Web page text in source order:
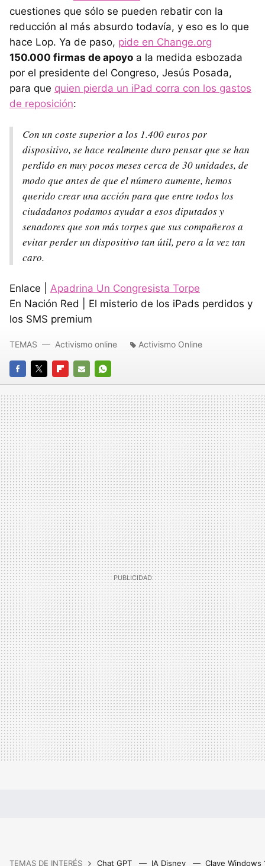
cuestiones que sólo se pueden rebatir con la
reducción al más absurdo todavía, y eso es lo que
hace Lop. Ya de paso, pide en Change.org
150.000 firmas de apoyo a la medida esbozada
por el presidente del Congreso, Jesús Posada,
para que quien pierda un iPad corra con los gastos
de reposición:
Con un coste superior a los 1.400 euros por
dispositivo, se hace realmente duro pensar que se han
perdido en muy pocos meses cerca de 30 unidades, de
modo que antes de que el número aumente, hemos
querido crear una acción para que entre todos los
ciudadanos podamos ayudar a esos diputados y
senadores que son más torpes que sus compañeros a
evitar perder un dispositivo tan útil, pero a la vez tan
caro.
Enlace | Apadrina Un Congresista Torpe
En Nación Red | El misterio de los iPads perdidos y
los SMS premium
FACEBOOK
TWITTERFLIPBOARD
E-
MAIL
WHATSAPP
TEMAS Activismo online Activismo Online
TEMAS DE INTERÉS Chat GPT IA Disney Clave Windows